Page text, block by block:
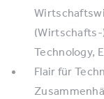
(Wirtschafts-
Technology,
Flair für